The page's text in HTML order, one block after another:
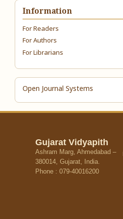
Information
For Readers
For Authors
For Librarians
Open Journal Systems
Gujarat Vidyapith
Ashram Marg, Ahmedabad –
380014, Gujarat, India.
Phone : 079-40016200